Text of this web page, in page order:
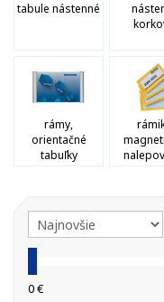
tabule nástenné
rámy,
orientačné
tabuľky
0 €